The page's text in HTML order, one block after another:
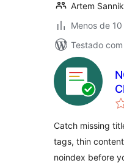
Artem
Menos de
Testado
Catch missing
tags, thin
noindex before